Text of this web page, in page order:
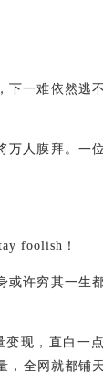
下一难依然逃
万人膜拜。一
foolish！
或许穷其一生
现，直白一
，全网就都铺